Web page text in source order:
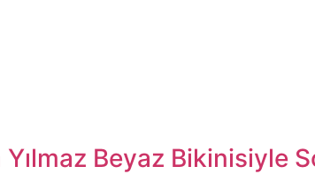
Beyaz Bikinisiyle